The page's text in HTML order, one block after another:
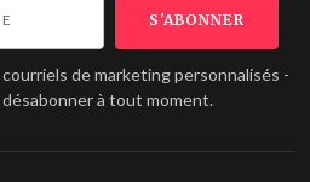
de marketing personnalisés -
à tout moment.